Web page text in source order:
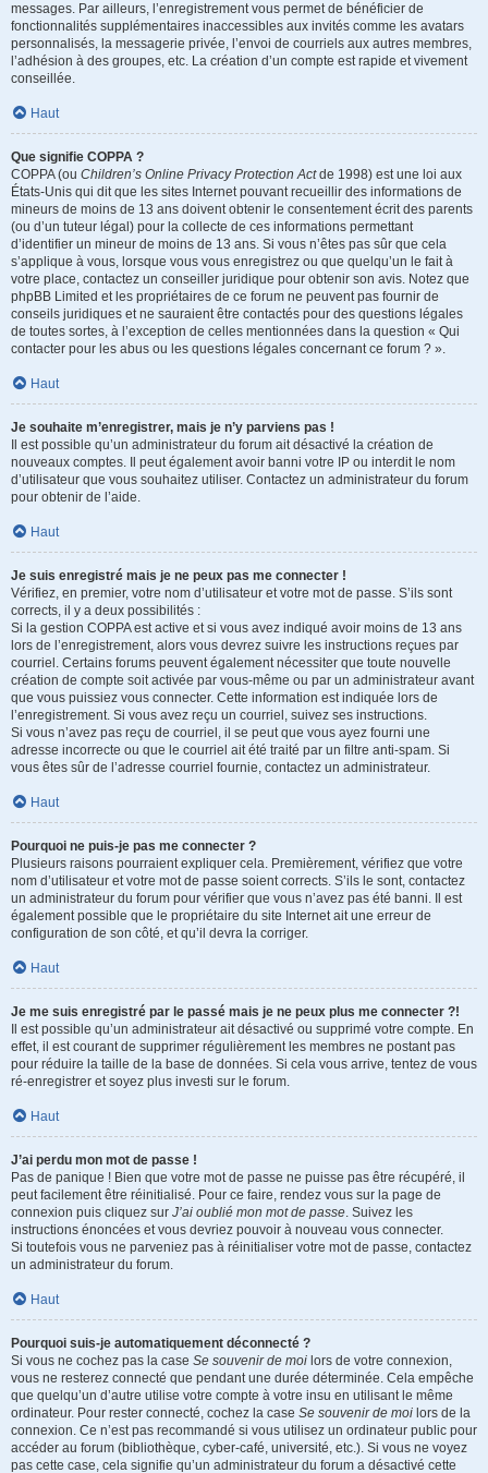
messages. Par ailleurs, l’enregistrement vous permet de bénéficier de
fonctionnalités supplémentaires inaccessibles aux invités comme les avatars
personnalisés, la messagerie privée, l’envoi de courriels aux autres membres,
l’adhésion à des groupes, etc. La création d’un compte est rapide et vivement
conseillée.
Haut
Que signifie COPPA ?
COPPA (ou Children’s Online Privacy Protection Actde 1998) est une loi aux
États-Unis qui dit que les sites Internet pouvant recueillir des informations de
mineurs de moins de 13 ans doivent obtenir le consentement écrit des parents
(ou d’un tuteur légal) pour la collecte de ces informations permettant
d’identifier un mineur de moins de 13 ans. Si vous n’êtes pas sûr que cela
s’applique à vous, lorsque vous vous enregistrez ou que quelqu’un le fait à
votre place, contactez un conseiller juridique pour obtenir son avis. Notez que
phpBB Limited et les propriétaires de ce forum ne peuvent pas fournir de
conseils juridiques et ne sauraient être contactés pour des questions légales
de toutes sortes, à l’exception de celles mentionnées dans la question « Qui
contacter pour les abus ou les questions légales concernant ce forum ? ».
Haut
Je souhaite m’enregistrer, mais je n’y parviens pas !
Il est possible qu’un administrateur du forum ait désactivé la création de
nouveaux comptes. Il peut également avoir banni votre IP ou interdit le nom
d’utilisateur que vous souhaitez utiliser. Contactez un administrateur du forum
pour obtenir de l’aide.
Haut
Je suis enregistré mais je ne peux pas me connecter !
Vérifiez, en premier, votre nom d’utilisateur et votre mot de passe. S’ils sont
corrects, il y a deux possibilités :
Si la gestion COPPA est active et si vous avez indiqué avoir moins de 13 ans
lors de l’enregistrement, alors vous devrez suivre les instructions reçues par
courriel. Certains forums peuvent également nécessiter que toute nouvelle
création de compte soit activée par vous-même ou par un administrateur avant
que vous puissiez vous connecter. Cette information est indiquée lors de
l’enregistrement. Si vous avez reçu un courriel, suivez ses instructions.
Si vous n’avez pas reçu de courriel, il se peut que vous ayez fourni une
adresse incorrecte ou que le courriel ait été traité par un filtre anti-spam. Si
vous êtes sûr de l’adresse courriel fournie, contactez un administrateur.
Haut
Pourquoi ne puis-je pas me connecter ?
Plusieurs raisons pourraient expliquer cela. Premièrement, vérifiez que votre
nom d’utilisateur et votre mot de passe soient corrects. S’ils le sont, contactez
un administrateur du forum pour vérifier que vous n’avez pas été banni. Il est
également possible que le propriétaire du site Internet ait une erreur de
configuration de son côté, et qu’il devra la corriger.
Haut
Je me suis enregistré par le passé mais je ne peux plus me connecter ?!
Il est possible qu’un administrateur ait désactivé ou supprimé votre compte. En
effet, il est courant de supprimer régulièrement les membres ne postant pas
pour réduire la taille de la base de données. Si cela vous arrive, tentez de vous
ré-enregistrer et soyez plus investi sur le forum.
Haut
J’ai perdu mon mot de passe !
Pas de panique ! Bien que votre mot de passe ne puisse pas être récupéré, il
peut facilement être réinitialisé. Pour ce faire, rendez vous sur la page de
connexion puis cliquez sur J’ai oublié mon mot de passe. Suivez les
instructions énoncées et vous devriez pouvoir à nouveau vous connecter.
Si toutefois vous ne parveniez pas à réinitialiser votre mot de passe, contactez
un administrateur du forum.
Haut
Pourquoi suis-je automatiquement déconnecté ?
Si vous ne cochez pas la case Se souvenir de moi lors de votre connexion,
vous ne resterez connecté que pendant une durée déterminée. Cela empêche
que quelqu’un d’autre utilise votre compte à votre insu en utilisant le même
ordinateur. Pour rester connecté, cochez la case Se souvenir de moi lors de la
connexion. Ce n’est pas recommandé si vous utilisez un ordinateur public pour
accéder au forum (bibliothèque, cyber-café, université, etc.). Si vous ne voyez
pas cette case, cela signifie qu’un administrateur du forum a désactivé cette